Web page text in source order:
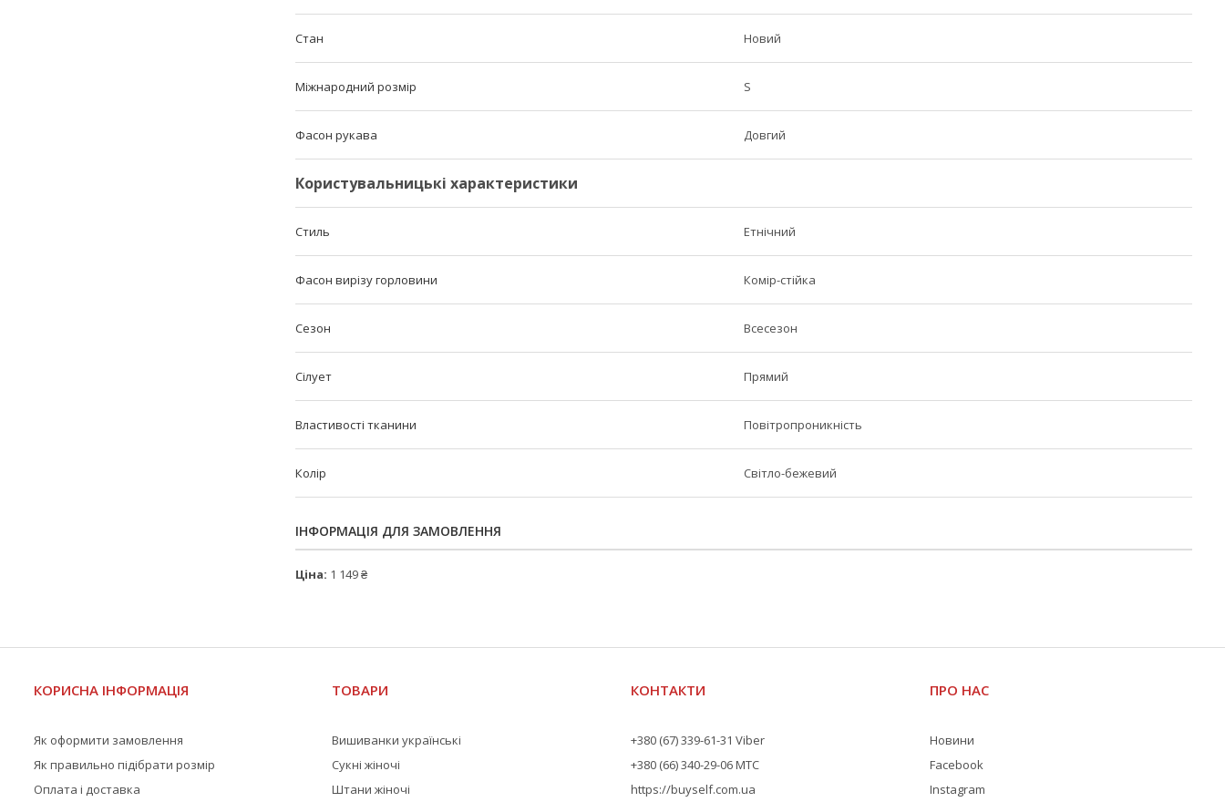
Стан Новий
Міжнародний розмір S
Фасон рукава Довгий
Користувальницькі характеристики
Стиль Етнічний
Фасон вирізу горловини Комір-стійка
Сезон Всесезон
Сілует Прямий
Властивості тканини Повітропроникність
Колір Світло-бежевий
ІНФОРМАЦІЯ ДЛЯ ЗАМОВЛЕННЯ
Ціна: 1 149 ₴
КОРИСНА ІНФОРМАЦІЯ
Як оформити замовлення
Як правильно підібрати розмір
Оплата і доставка
ТОВАРИ
Вишиванки українські
Сукні жіночі
Штани жіночі
КОНТАКТИ
+380 (67) 339-61-31 Viber
+380 (66) 340-29-06 МТС
https://buyself.com.ua
ПРО НАС
Новини
Facebook
Instagram